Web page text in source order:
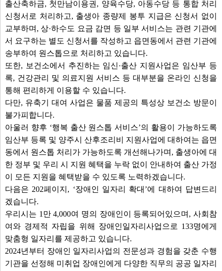
출산축하금, 첫만남이용권, 양육수당, 아동수당 등 통합 처리
신청서로 처리하고, 출생아 종량제 봉투 지급은 신청서 없이
교부하며, 상·하수도 요금 감면 등 일부 서비스는 관련 기관에
서 요구하는 별도 신청서를 작성하고 읍면동에서 관련 기관에
송부하여 원스톱으로 처리하고 있습니다.
또한, 보건소에서 추진하는 임신·출산 지원사업은 임산부 등
록, 건강관리 및 의료지원 서비스 등 대부분을 온라인 신청을
통해 편리하게 이용할 수 있습니다.
다만, 유축기 대여 사업은 물품 제공의 특성상 보건소 방문이
불가피합니다.
아울러 향후 ‘행복 출산 원스톱 서비스’의 활용이 가능하도록
임산부 등록 및 양주시 산후조리비 지원사업에 대하여는 읍면
동에서 원스톱 처리가 가능하도록 개선해나가며, 출생아에 대
한 정부 및 우리 시 지원 혜택을 누락 없이 안내하여 출산 가정
이 모든 지원을 혜택받을 수 있도록 노력하겠습니다.
다음은 202페이지, ‘장애인 일자리 확대’에 대하여 답변드리
겠습니다.
우리시는 1만 4,000여 명의 장애인이 등록되어있으며, 사회참
여와 경제적 자립을 위해 장애인일자리사업으로 133명에게
맞춤형 일자리를 제공하고 있습니다.
2024년부터 장애인 일자리사업의 전문성과 경험을 갖춘 수행
기관을 선정해 미취업 장애인에게 다양한 직무의 공공 일자리